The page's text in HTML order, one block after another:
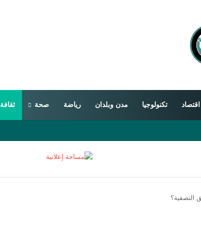
اقتصاد تكنولوجيا مدن وبلدان رياضة صحة ثقافة
التصفية؟